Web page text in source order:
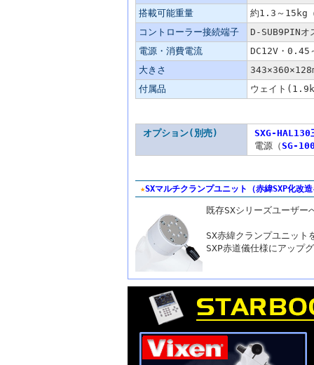
搭載可能重量
約1.3～15kg
コントローラー接続端子
D-SUB9PINオ
電源・消費電流
DC12V・0.45
大きさ
付属品
ウェイト
オプション(別売)
SXG-HAL130
電源（SG-
★SXマルチクランプユニット（赤緯SXP化改
既存SXシリーズユーザ
SX赤緯クランプユニット
SXP赤道儀仕様にアップ